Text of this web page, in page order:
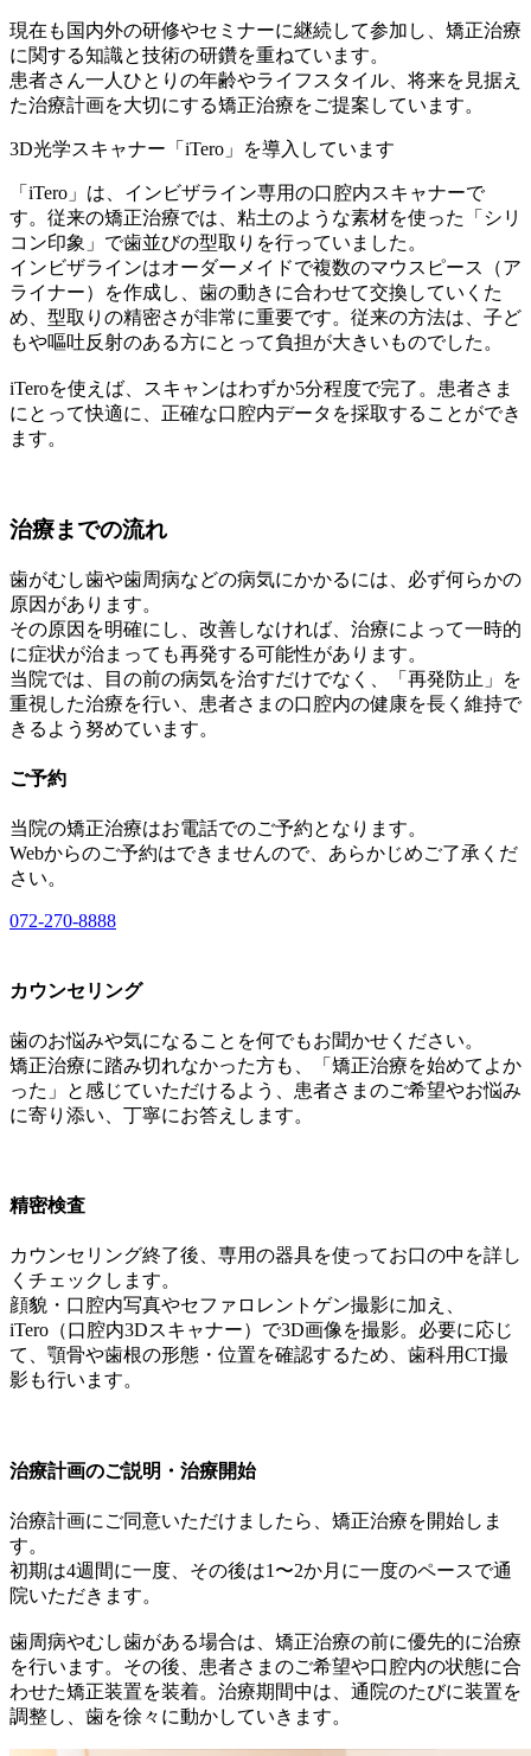
現在も国内外の研修やセミナーに継続して参加し、矯正治療
に関する知識と技術の研鑽を重ねています。
患者さん一人ひとりの年齢やライフスタイル、将来を見据え
た治療計画を大切にする矯正治療をご提案しています。
3D光学スキャナー「iTero」を導入しています
「iTero」は、インビザライン専用の口腔内スキャナーで
す。従来の矯正治療では、粘土のような素材を使った「シリ
コン印象」で歯並びの型取りを行っていました。
インビザラインはオーダーメイドで複数のマウスピース（ア
ライナー）を作成し、歯の動きに合わせて交換していくた
め、型取りの精密さが非常に重要です。従来の方法は、子ど
もや嘔吐反射のある方にとって負担が大きいものでした。
iTeroを使えば、スキャンはわずか5分程度で完了。患者さま
にとって快適に、正確な口腔内データを採取することができ
ます。
治療までの流れ
歯がむし歯や歯周病などの病気にかかるには、必ず何らかの
原因があります。
その原因を明確にし、改善しなければ、治療によって一時的
に症状が治まっても再発する可能性があります。
当院では、目の前の病気を治すだけでなく、「再発防止」を
重視した治療を行い、患者さまの口腔内の健康を長く維持で
きるよう努めています。
ご予約
当院の矯正治療はお電話でのご予約となります。
Webからのご予約はできませんので、あらかじめご了承くだ
さい。
072-270-8888
カウンセリング
歯のお悩みや気になることを何でもお聞かせください。
矯正治療に踏み切れなかった方も、「矯正治療を始めてよか
った」と感じていただけるよう、患者さまのご希望やお悩み
に寄り添い、丁寧にお答えします。
精密検査
カウンセリング終了後、専用の器具を使ってお口の中を詳し
くチェックします。
顔貌・口腔内写真やセファロレントゲン撮影に加え、
iTero（口腔内3Dスキャナー）で3D画像を撮影。必要に応じ
て、顎骨や歯根の形態・位置を確認するため、歯科用CT撮
影も行います。
治療計画のご説明・治療開始
治療計画にご同意いただけましたら、矯正治療を開始しま
す。
初期は4週間に一度、その後は1〜2か月に一度のペースで通
院いただきます。
歯周病やむし歯がある場合は、矯正治療の前に優先的に治療
を行います。その後、患者さまのご希望や口腔内の状態に合
わせた矯正装置を装着。治療期間中は、通院のたびに装置を
調整し、歯を徐々に動かしていきます。